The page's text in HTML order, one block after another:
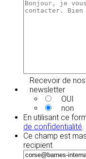
Recevoir de
newsletter
OUI
non
En utilisant ce
de confidentialité.
Ce champ est
recipient